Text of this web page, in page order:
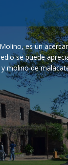
es un
se puede
molino de